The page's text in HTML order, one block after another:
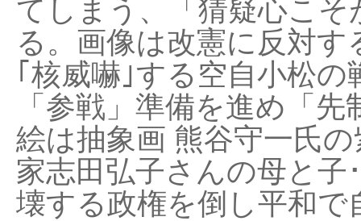
てしまう、「猜疑心こ
る。画像は改憲に反対
｢核威嚇｣する空自小松
「参戦」準備を進め「
絵は抽象画 熊谷守一氏
家志田弘子さんの母と子
壊する政権を倒し平和